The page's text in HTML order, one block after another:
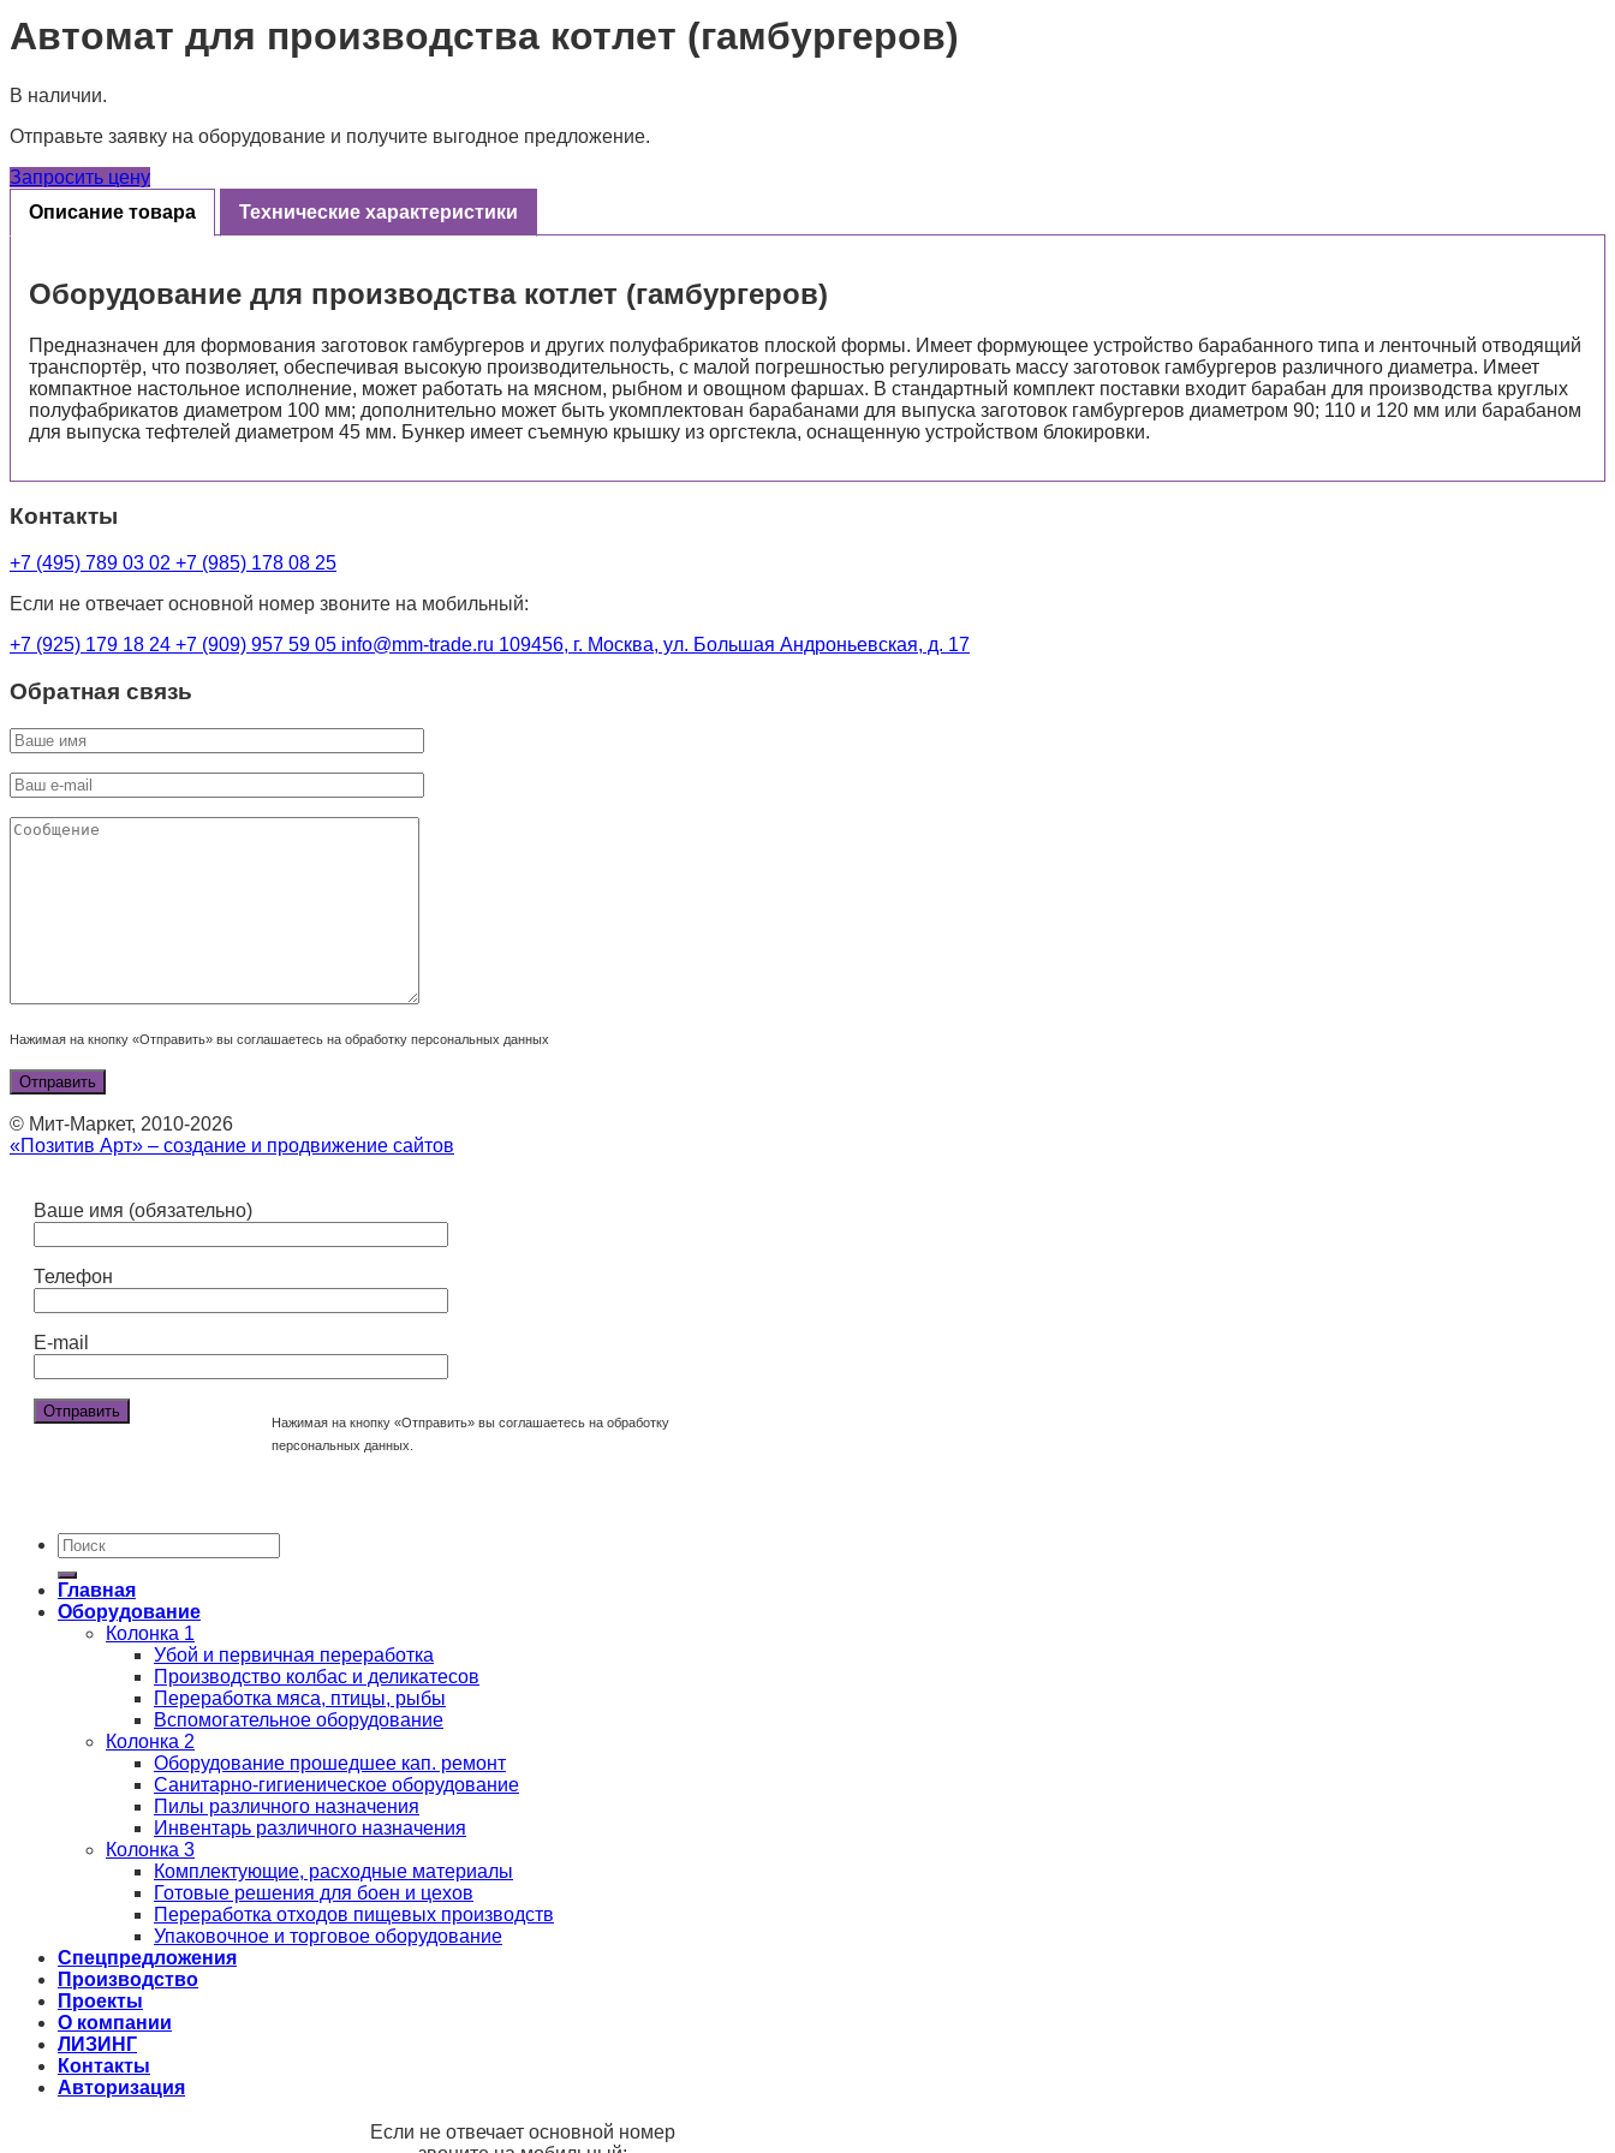
Автомат для производства котлет (гамбургеров)
В наличии.
Отправьте заявку на оборудование и получите выгодное предложение.
Запросить цену
Описание товара
Технические характеристики
Оборудование для производства котлет (гамбургеров)
Предназначен для формования заготовок гамбургеров и других полуфабрикатов плоской формы. Имеет формующее устройство барабанного типа и ленточный отводящий
транспортёр, что позволяет, обеспечивая высокую производительность, с малой погрешностью регулировать массу заготовок гамбургеров различного диаметра. Имеет
компактное настольное исполнение, может работать на мясном, рыбном и овощном фаршах. В стандартный комплект поставки входит барабан для производства круглых
полуфабрикатов диаметром 100 мм; дополнительно может быть укомплектован барабанами для выпуска заготовок гамбургеров диаметром 90; 110 и 120 мм или барабаном
для выпуска тефтелей диаметром 45 мм. Бункер имеет съемную крышку из оргстекла, оснащенную устройством блокировки.
Контакты
+7 (495) 789 03 02 +7 (985) 178 08 25
Если не отвечает основной номер звоните на мобильный:
+7 (925) 179 18 24 +7 (909) 957 59 05 info@mm-trade.ru 109456, г. Москва, ул. Большая Андроньевская, д. 17
Обратная связь
Нажимая на кнопку «Отправить» вы соглашаетесь на обработку персональных данных
© Мит-Маркет, 2010-2026
«Позитив Арт» – создание и продвижение сайтов
Ваше имя (обязательно)
Телефон
E-mail
Нажимая на кнопку «Отправить» вы соглашаетесь на обработку
персональных данных.
Главная
Оборудование
Колонка 1
Убой и первичная переработка
Производство колбас и деликатесов
Переработка мяса, птицы, рыбы
Вспомогательное оборудование
Колонка 2
Оборудование прошедшее кап. ремонт
Санитарно-гигиеническое оборудование
Пилы различного назначения
Инвентарь различного назначения
Колонка 3
Комплектующие, расходные материалы
Готовые решения для боен и цехов
Переработка отходов пищевых производств
Упаковочное и торговое оборудование
Спецпредложения
Производство
Проекты
О компании
ЛИЗИНГ
Контакты
Авторизация
Если не отвечает основной номер